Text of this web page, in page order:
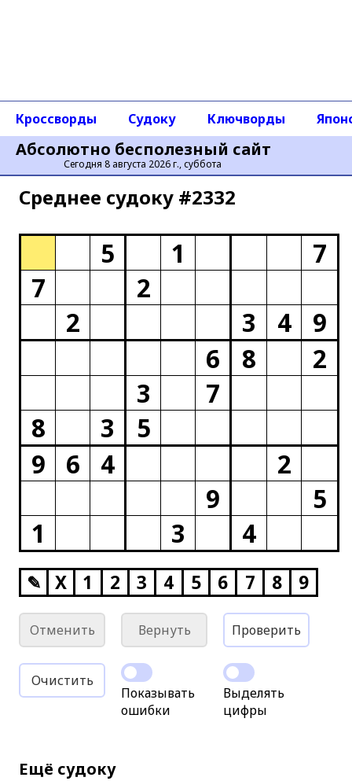
Абсолютно бесполезный сайт
Сегодня 8 августа 2026 г., суббота
Кроссворды Судоку Ключворды
Среднее cудоку #2332
5 1
7
7
2
2
3 4
9
6
8
2
3
7
8
3
5
9
6 4
2
9
5
1
3 4
✎ X 1 2 3 4 5 6 7 8 9
Отменить Вернуть Проверить
Очистить
Показывать
ошибки
Выделять
цифры
Ещё судоку